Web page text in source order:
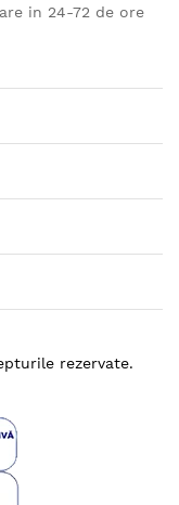
in 24-72 de ore
rezervate.